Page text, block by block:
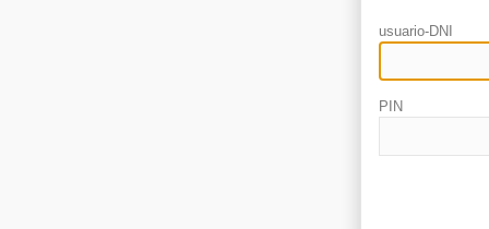
usuario-DNI
PIN